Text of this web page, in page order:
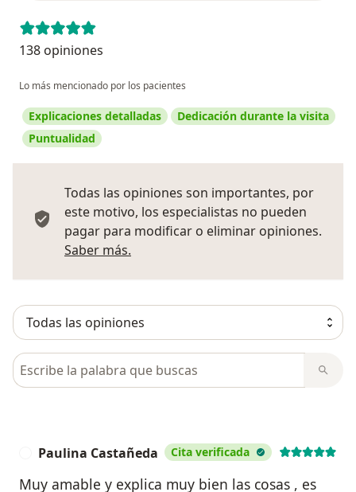
138 opiniones
Lo más mencionado por los pacientes
Explicaciones detalladas
Dedicación durante la visita
Puntualidad
Todas las opiniones son importantes, por
este motivo, los especialistas no pueden
pagar para modificar o eliminar opiniones.
Saber más.
Busca en opiniones
Paulina Castañeda Cita verificada
Muy amable y explica muy bien las cosas , es